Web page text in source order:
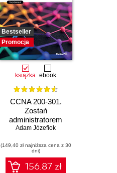
Bestseller
Promocja
książka ebook
CCNA 200-301.
Zostań
administratorem
sieci
Cisco. Wydanie II
Adam Józefiok
(149,40 zł najniższa cena z 30
dni)
156.87 zł